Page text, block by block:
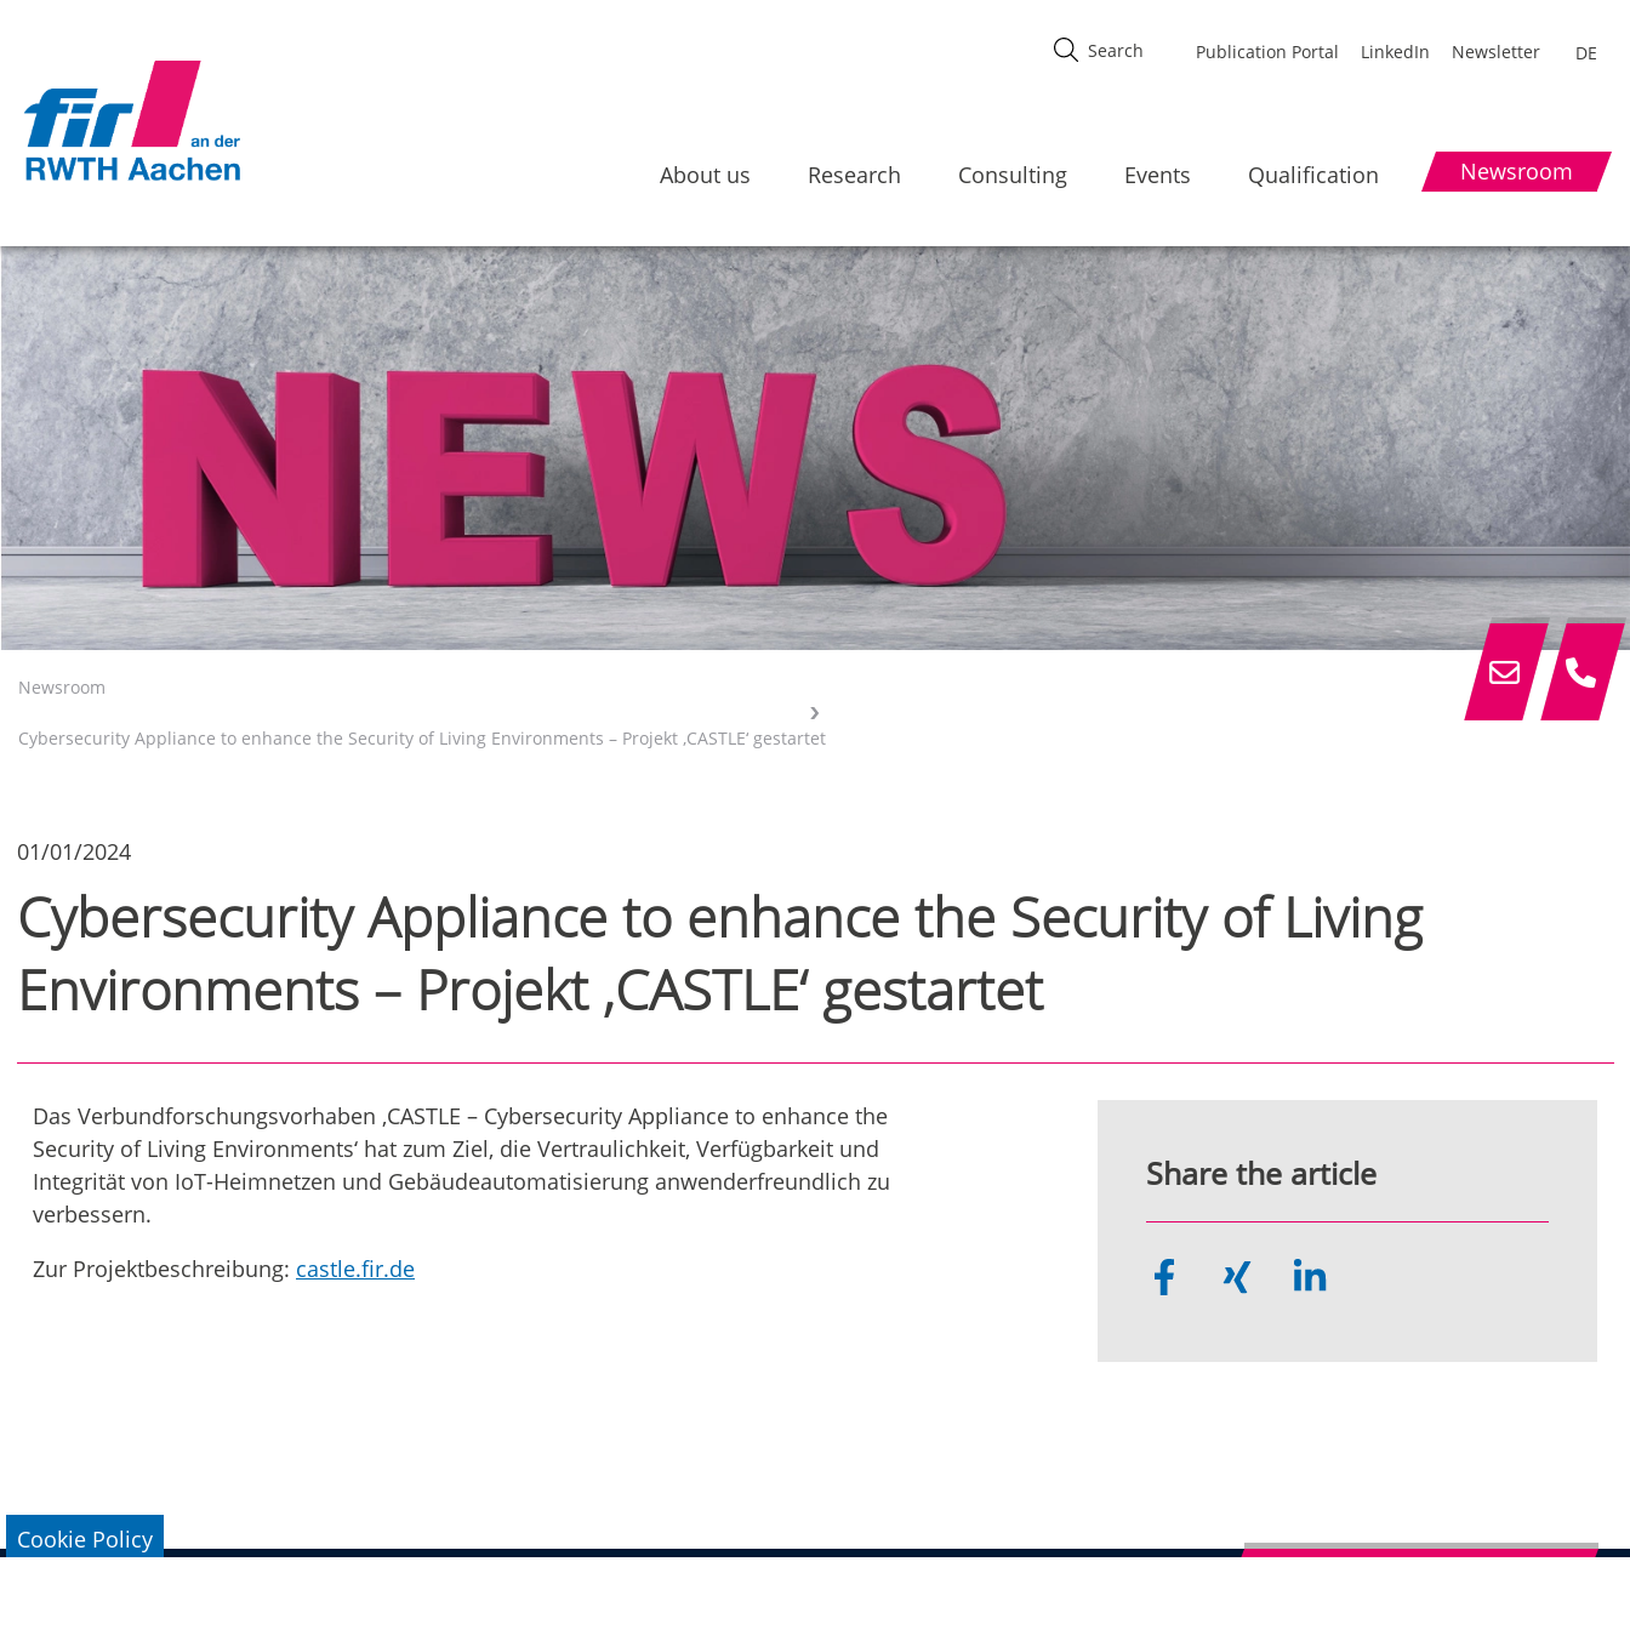
Publication Portal LinkedIn Newsletter DE
About us Research Consulting Events Qualification Newsroom
Newsroom
Cybersecurity Appliance to enhance the Security of Living Environments – Projekt ‚CASTLE‘ gestartet
01/01/2024
Cybersecurity Appliance to enhance the Security of Living
Environments – Projekt ‚CASTLE‘ gestartet
Das Verbundforschungsvorhaben ‚CASTLE – Cybersecurity Appliance to enhance the
Security of Living Environments‘ hat zum Ziel, die Vertraulichkeit, Verfügbarkeit und
Integrität von IoT-Heimnetzen und Gebäudeautomatisierung anwenderfreundlich zu
verbessern.
Zur Projektbeschreibung: castle.fir.de
Share the article
Cookie Policy